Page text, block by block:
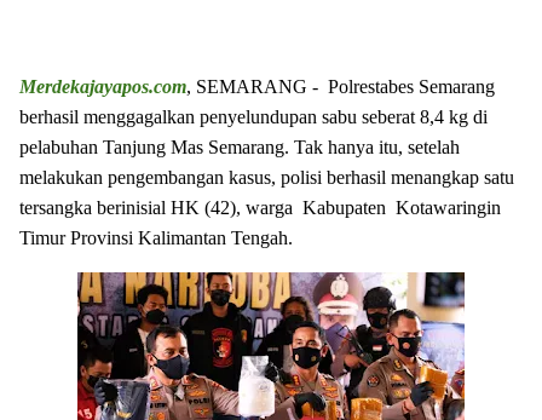
Merdekajayapos.com, SEMARANG - Polrestabes Semarang
berhasil menggagalkan penyelundupan sabu seberat 8,4 kg di
pelabuhan Tanjung Mas Semarang. Tak hanya itu, setelah
melakukan pengembangan kasus, polisi berhasil menangkap satu
tersangka berinisial HK (42), warga Kabupaten Kotawaringin
Timur Provinsi Kalimantan Tengah.